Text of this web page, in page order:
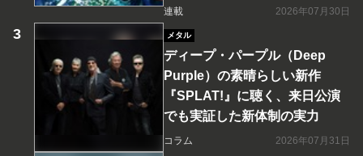
連載 2026年07月30日
メタル
ディープ・パープル（Deep
Purple）の素晴らしい新作
『SPLAT!』に聴く、来日公演
でも実証した新体制の実力
コラム 2026年07月31日